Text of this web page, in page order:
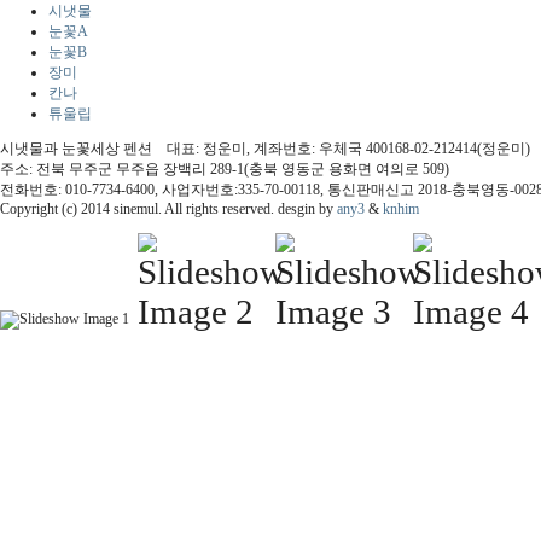
시냇물
눈꽃A
눈꽃B
장미
칸나
튜울립
시냇물과 눈꽃세상 펜션 대표: 정운미, 계좌번호: 우체국 400168-02-212414(정운미)
주소: 전북 무주군 무주읍 장백리 289-1(충북 영동군 용화면 여의로 509)
전화번호: 010-7734-6400, 사업자번호:335-70-00118, 통신판매신고 2018-충북영동-
Copyright (c) 2014 sinemul. All rights reserved. desgin by any3 & knhim